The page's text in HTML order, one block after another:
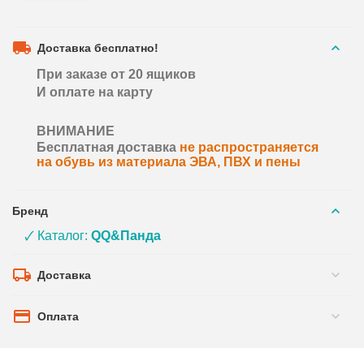
Доставка бесплатно!
При заказе от 20 ящиков
И оплате на карту
ВНИМАНИЕ
Бесплатная доставка не распространяется
на обувь из материала ЭВА, ПВХ и пены
Бренд
🗸 Каталог:QQ&Панда
Доставка
Оплата